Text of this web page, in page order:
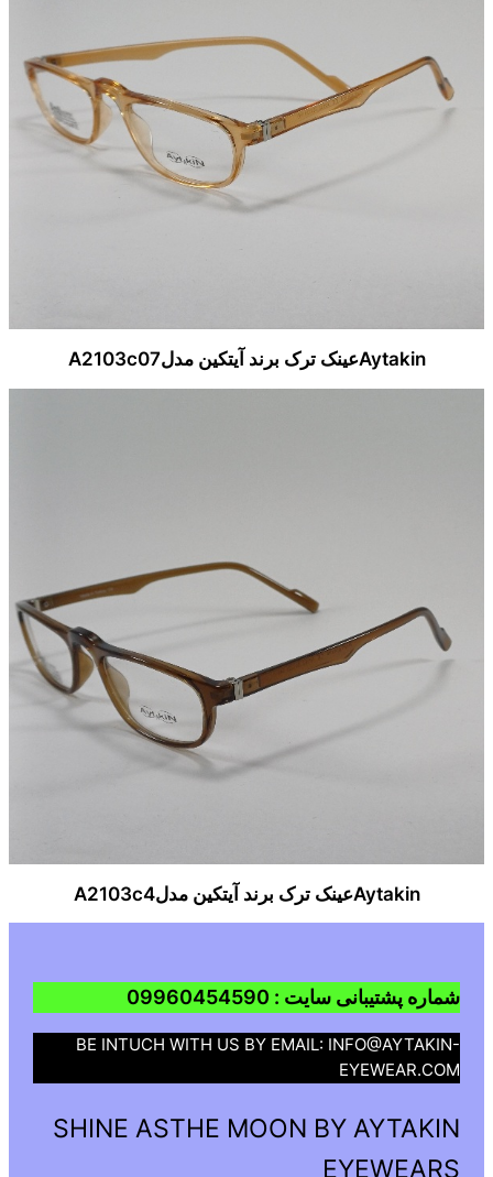
Aytakinعینک ترک برند آیتکین مدلA2103c07
Aytakinعینک ترک برند آیتکین مدلA2103c4
شماره پشتیبانی سایت : 09960454590
BE INTUCH WITH US BY EMAIL: INFO@AYTAKIN-
EYEWEAR.COM
SHINE ASTHE MOON BY AYTAKIN
EYEWEARS